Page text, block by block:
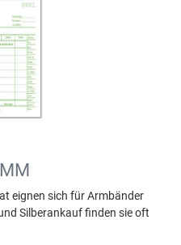
eignen sich für Armbänder
Silberankauf finden sie oft